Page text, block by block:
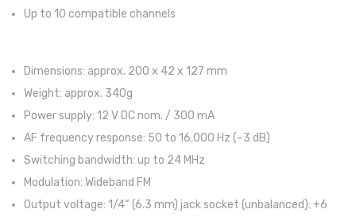
Harmonicas
Melódicas
Palhetas
Up to 10 compatible channels
Dimensions: approx. 200 x 42 x 127 mm
Weight: approx. 340g
Power supply: 12 V DC nom. / 300 mA
AF frequency response: 50 to 16,000 Hz (–3 dB)
Switching bandwidth: up to 24 MHz
Modulation: Wideband FM
Output voltage: 1/4“ (6.3 mm) jack socket (unbalanced): +6